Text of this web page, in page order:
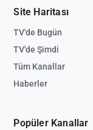
Site Haritası
TV'de Bugün
TV'de Şimdi
Tüm Kanallar
Haberler
Popüler Kanallar